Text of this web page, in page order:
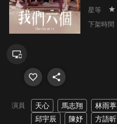
星等
下架時間
演員 天心 馬志翔 林雨葶
邱宇辰
陳妤 方語昕